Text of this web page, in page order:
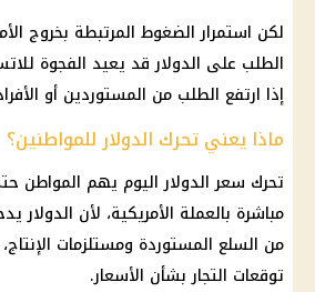
لكن استمرار الضغوط المرتبطة بخروج
الطلب على الدولار قد يعيد الفجوة
إذا ارتفع الطلب من المستوردين أو
ماذا يعني تحرك الدولار للمواطنين؟
تحرك سعر الدولار اليوم يهم المواطن
مباشرة بالعملة الأمريكية، لأن
من السلع المستوردة ومستلزمات
توقعات التجار بشأن الأسعار.